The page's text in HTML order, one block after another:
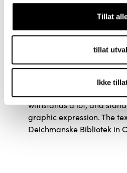
Tillat
tillat
Ikke
The structure is
yarns in different colors
Tekniske kvaliteter
withstands a lot, and
graphic expression. The
Deichmanske Bibliotek in